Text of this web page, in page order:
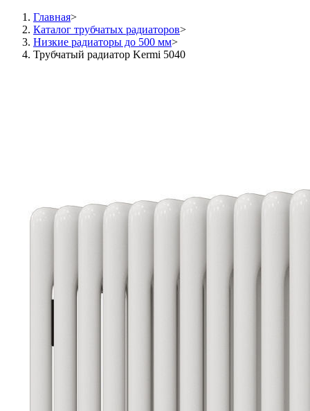
Главная>
Каталог трубчатых радиаторов>
Низкие радиаторы до 500 мм>
Трубчатый радиатор Kermi 5040